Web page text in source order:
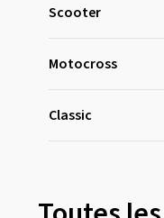
Scooter
Motocross
Classic